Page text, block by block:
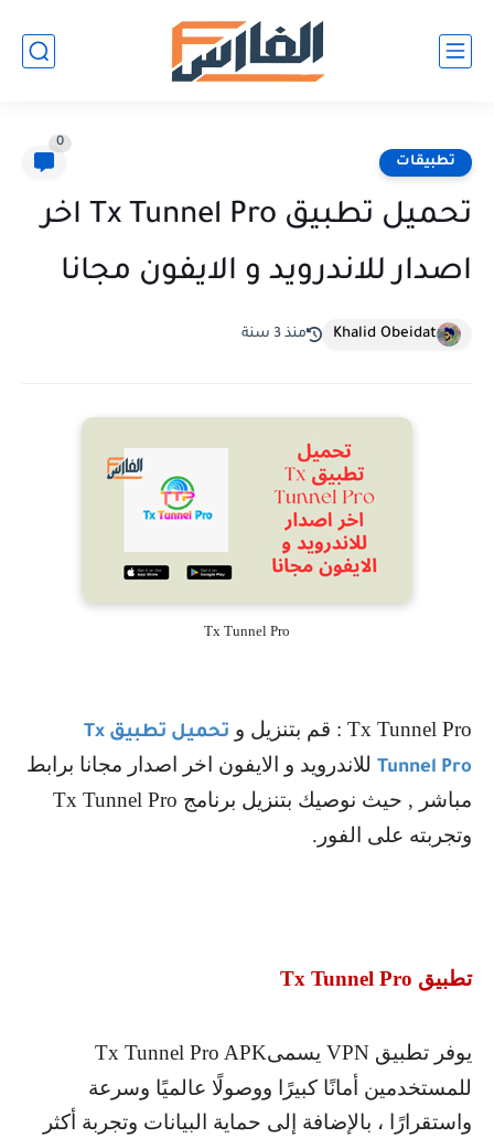
تطبيقات
0
تحميل تطبيق Tx Tunnel Pro اخر
اصدار للاندرويد و الايفون مجانا
Khalid Obeidat منذ 3 سنة
Tx Tunnel Pro
Tx Tunnel Pro : قم بتنزيل و تحميل تطبيق Tx
Tunnel Pro للاندرويد و الايفون اخر اصدار مجانا برابط
مباشر , حيث نوصيك بتنزيل برنامج Tx Tunnel Pro
وتجربته على الفور.
تطبيق Tx Tunnel Pro
يوفر تطبيق VPN يسمىTx Tunnel Pro APK
للمستخدمين أمانًا كبيرًا ووصولًا عالميًا وسرعة
واستقرارًا ، بالإضافة إلى حماية البيانات وتجربة أكثر